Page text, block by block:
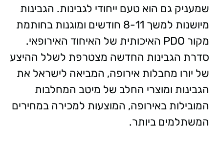
שמעניק גם הוא טעם ייחודי לגבינות. הגבינות
מיושנות למשך 8-11 חודשים ומוגנות בחותמת
מקור PDO האיכותית של האיחוד האירופאי.
סדרת הגבינות החדשה מצטרפת לשלל ההיצע
של יורו מחבלות אירופה, המביאה לישראל את
הגבינות ומוצרי החלב של מיטב המחלבות
המובילות באירופה, המוצעות למכירה במחירים
המשתלמים ביותר.